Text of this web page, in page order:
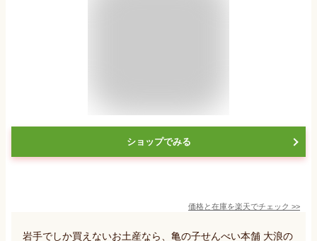
ショップでみる
価格と在庫を楽天でチェック >>
岩手でしか買えないお土産なら、亀の子せんべい本舗 大浪の